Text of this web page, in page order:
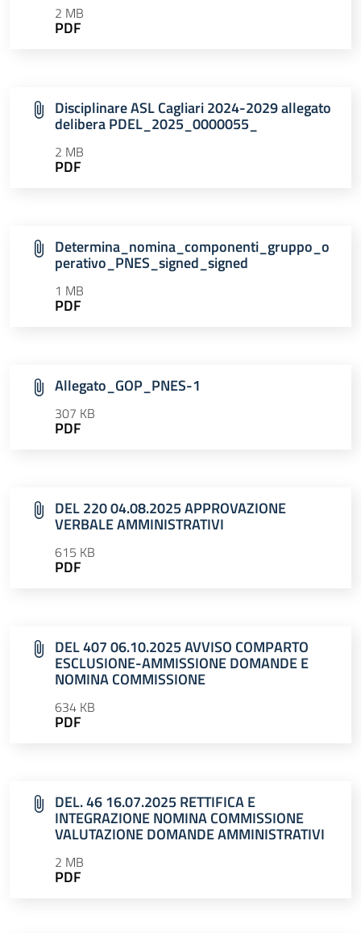
2 MB
PDF
Disciplinare ASL Cagliari 2024-2029 allegato
delibera PDEL_2025_0000055_
2 MB
PDF
Determina_nomina_componenti_gruppo_o
perativo_PNES_signed_signed
1 MB
PDF
Allegato_GOP_PNES-1
307 KB
PDF
DEL 220 04.08.2025 APPROVAZIONE
VERBALE AMMINISTRATIVI
615 KB
PDF
DEL 407 06.10.2025 AVVISO COMPARTO
ESCLUSIONE-AMMISSIONE DOMANDE E
NOMINA COMMISSIONE
634 KB
PDF
DEL. 46 16.07.2025 RETTIFICA E
INTEGRAZIONE NOMINA COMMISSIONE
VALUTAZIONE DOMANDE AMMINISTRATIVI
2 MB
PDF